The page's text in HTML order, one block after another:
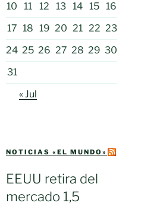
10
11 12 13 14 15 16
17 18 19 20 21 22 23
24 25 26 27 28 29 30
31
« Jul
NOTICIAS «EL MUNDO»
EEUU retira del
mercado 1,5